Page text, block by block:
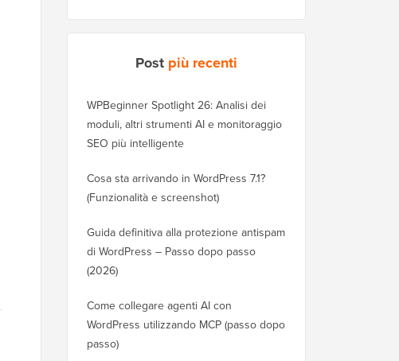
Post più recenti
WPBeginner Spotlight 26: Analisi dei
moduli, altri strumenti AI e monitoraggio
SEO più intelligente
Cosa sta arrivando in WordPress 7.1?
(Funzionalità e screenshot)
Guida definitiva alla protezione antispam
di WordPress – Passo dopo passo
(2026)
Come collegare agenti AI con
WordPress utilizzando MCP (passo dopo
passo)